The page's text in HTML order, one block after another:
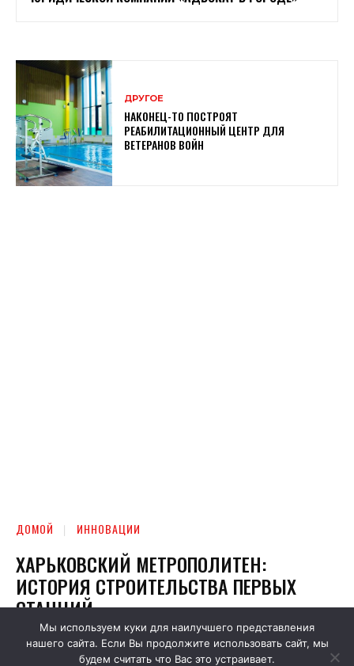
ДРУГОЕ
НАКОНЕЦ-ТО ПОСТРОЯТ
РЕАБИЛИТАЦИОННЫЙ ЦЕНТР ДЛЯ
ВЕТЕРАНОВ ВОЙН
Мы используем куки для наилучшего представления
нашего сайта. Если Вы продолжите использовать сайт, мы
будем считать что Вас это устраивает.